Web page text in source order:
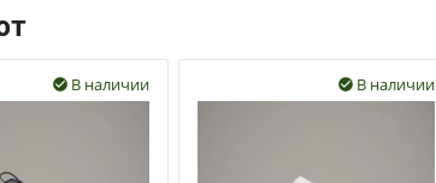
В наличии
 В наличии
